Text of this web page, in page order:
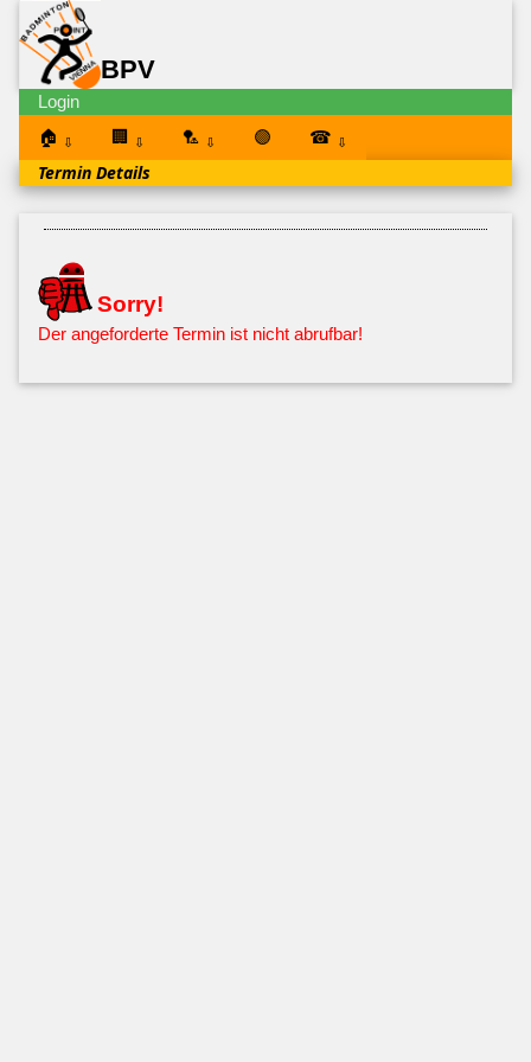
BPV
Login
🏠
⇩ 🏢 ⇩ 🏸 ⇩ 🟣 ☎ ⇩
Termin Details
Sorry!
Der angeforderte Termin ist nicht abrufbar!